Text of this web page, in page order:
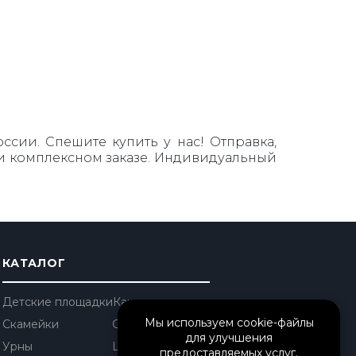
Спешите купить у нас! Отправка,
комплексном заказе. Индивидуальный
КАТАЛОГ
Детские площадкиКачели
Скамейки
Столы уличные
Урны
Шезлонги
Мы используем cookie-файлы
для улучшения
предоставляемых услуг.